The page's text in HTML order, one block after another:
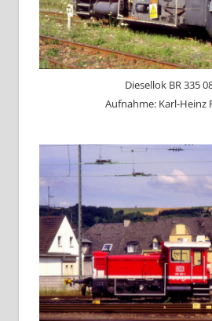
Diesellok BR 335
Aufnahme: Karl-Heinz